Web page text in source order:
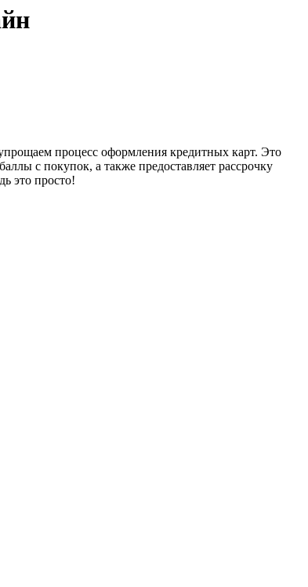
процесс оформления кредитных карт. Это
с покупок, а также предоставляет рассрочку
это просто!